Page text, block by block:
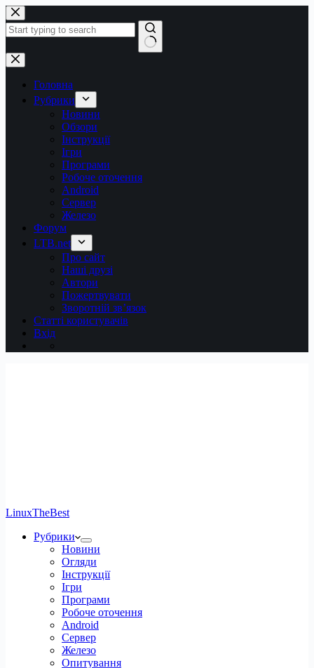
Перейти
до
вмісту
Немає
результатів
Головна
Рубрики
Новини
Обзори
Інструкції
Ігри
Програми
Робоче оточення
Android
Сервер
Железо
Форум
LTB.net
Про сайт
Наші друзі
Автори
Пожертвувати
Зворотній зв’язок
Статті користувачів
Вхід
LinuxTheBest
Рубрики
Новини
Огляди
Інструкції
Ігри
Програми
Робоче оточення
Android
Сервер
Железо
Опитування